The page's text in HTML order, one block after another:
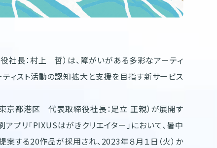
社長：村上 哲）は、障がいがある多彩なアーティ
ィスト活動の認知拡大と支援を目指す新サービス
東京都港区 代表取締役社長：足立 正親）が展開す
プリ「PIXUSはがきクリエイター」において、暑中
案する20作品が採用され、2023年８月１日（火）か